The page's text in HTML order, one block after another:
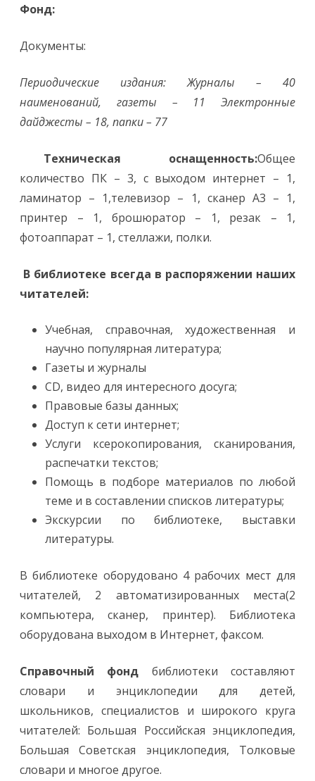
Фонд:
Документы:
Периодические издания: Журналы – 40
наименований, газеты – 11 Электронные
дайджесты – 18, папки – 77
Техническая оснащенность:Общее
количество ПК – 3, с выходом интернет – 1,
ламинатор – 1,телевизор – 1, сканер А3 – 1,
принтер – 1, брошюратор – 1, резак – 1,
фотоаппарат – 1, стеллажи, полки.
В библиотеке всегда в распоряжении наших
читателей:
Учебная, справочная, художественная и
научно популярная литература;
Газеты и журналы
CD, видео для интересного досуга;
Правовые базы данных;
Доступ к сети интернет;
Услуги ксерокопирования, сканирования,
распечатки текстов;
Помощь в подборе материалов по любой
теме и в составлении списков литературы;
Экскурсии по библиотеке, выставки
литературы.
В библиотеке оборудовано 4 рабочих мест для
читателей, 2 автоматизированных места(2
компьютера, сканер, принтер). Библиотека
оборудована выходом в Интернет, факсом.
Справочный фонд библиотеки составляют
словари и энциклопедии для детей,
школьников, специалистов и широкого круга
читателей: Большая Российская энциклопедия,
Большая Советская энциклопедия, Толковые
словари и многое другое.